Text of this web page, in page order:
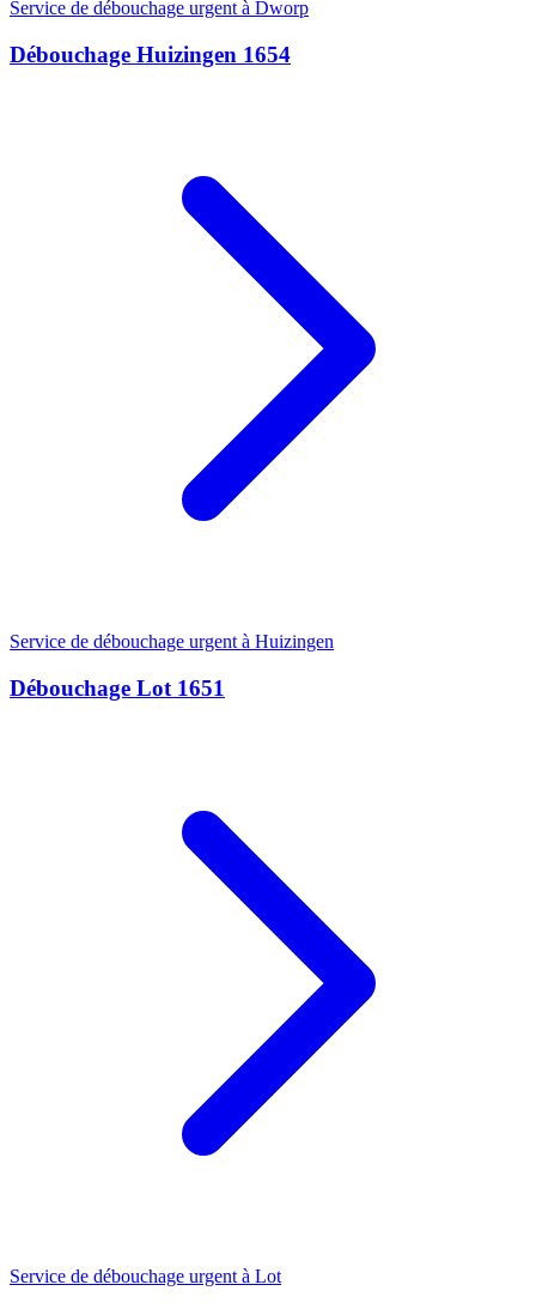
Service de débouchage urgent à Dworp
Débouchage Huizingen 1654
Service de débouchage urgent à Huizingen
Débouchage Lot 1651
Service de débouchage urgent à Lot